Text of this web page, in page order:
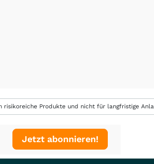
Produkte und nicht für langfristige
Jetzt abonnieren!